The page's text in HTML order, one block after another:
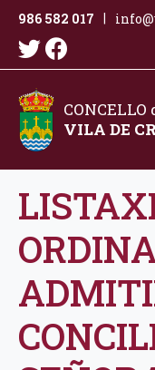
986 582 017
CONCELLO
VILA DE